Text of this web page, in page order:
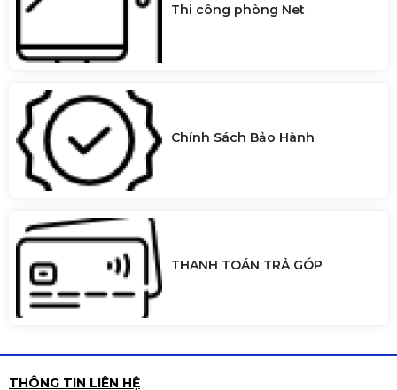
Thi công phòng Net
Chính Sách Bảo Hành
THANH TOÁN TRẢ GÓP
THÔNG TIN LIÊN HỆ